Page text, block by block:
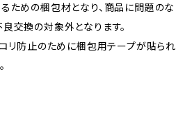
ための梱包材となり、商品に問題のな
交換の対象外となります。
コリ防止のために梱包用テープが貼られ